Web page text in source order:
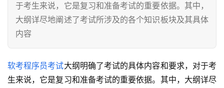
于考生来说，它是复习和准备考试的重要依据。其中，
大纲详尽地阐述了考试所涉及的各个知识板块及其具体
内容
软考程序员考试大纲明确了考试的具体内容和要求，对于考
生来说，它是复习和准备考试的重要依据。其中，大纲详尽